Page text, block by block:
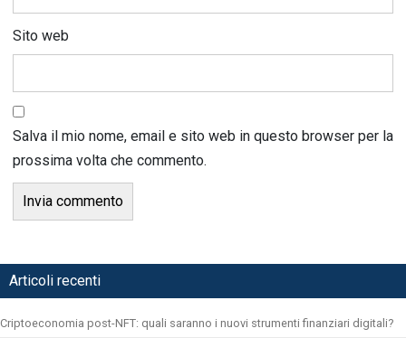
Sito web
Salva il mio nome, email e sito web in questo browser per la
prossima volta che commento.
Articoli recenti
Criptoeconomia post-NFT: quali saranno i nuovi strumenti finanziari digitali?